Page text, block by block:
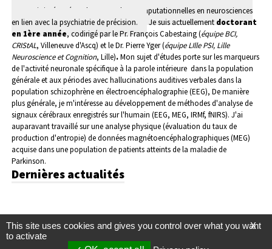
Je suis intéressé par les approches computationnelles en neurosciences
en lien avec la psychiatrie de précision.
Je suis actuellement doctorant
en 1ère année, codirigé par le Pr. François Cabestaing (équipe BCI,
CRIStAL, Villeneuve d'Ascq) et le Dr. Pierre Yger (équipe LIlle PSI, Lille
Neuroscience et Cognition, Lille).Mon sujet d'études porte sur les marqueurs
de l'activité neuronale spécifique à la parole intérieure dans la population
générale et aux périodes avec hallucinations auditives verbales dans la
population schizophrène en électroencéphalographie (EEG), De manière
plus générale, je m'intéresse au développement de méthodes d'analyse de
signaux cérébraux enregistrés sur l'humain (EEG, MEG, IRMf, fNIRS). J'ai
auparavant travaillé sur une analyse physique (évaluation du taux de
production d'entropie) de données magnétoencéphalographiques (MEG)
acquise dans une population de patients atteints de la maladie de
Parkinson.
Dernières actualités
X
This site uses cookies and gives you control over what you want
to activate